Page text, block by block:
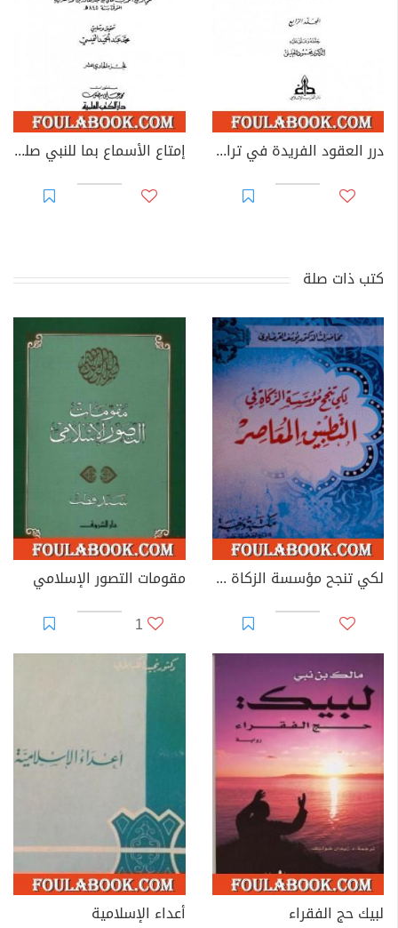
درر العقود الفريدة في تراجم الأعيان المفيدة - الجزء الرابع إمتاع الأسماع بما للنبي صلى الله عليه وسلم من الأحوال والأموال والحفدة المتاع - الجزء الحادي عشر
كتب ذات صلة
لكي تنجح مؤسسة الزكاة في التطبيق المعاصر
مقومات التصور الإسلامي
1
لبيك حج الفقراء أعداء الإسلامية